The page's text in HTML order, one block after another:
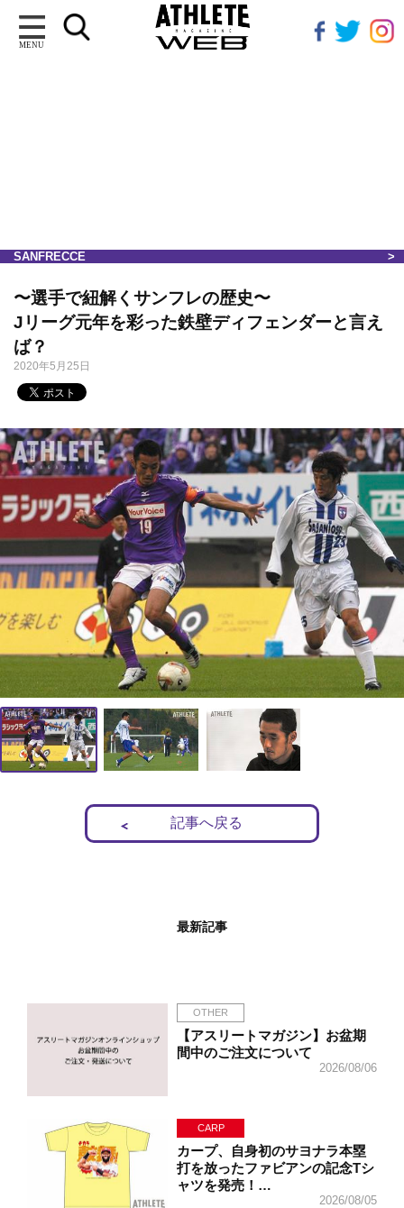
MENU
SANFRECCE
〜選手で紐解くサンフレの歴史〜
Jリーグ元年を彩った鉄壁ディフェンダーと言え
ば？
2020年5月25日
記事へ戻る
最新記事
OTHER
【アスリートマガジン】お盆期
間中のご注文について
2026/08/06
CARP
カープ、自身初のサヨナラ本塁
打を放ったファビアンの記念Tシ
ャツを発売！…
2026/08/05